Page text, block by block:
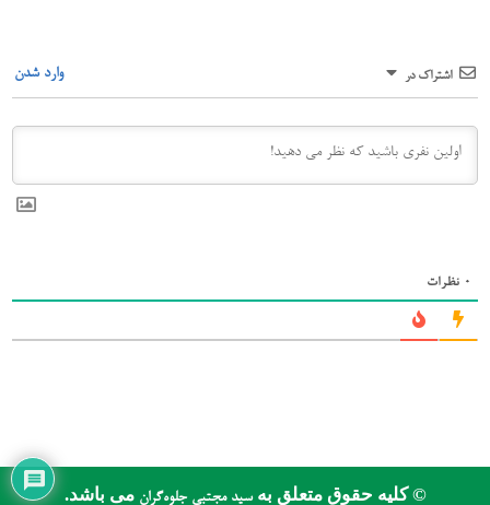
اشتراک در وارد شدن
0 نظرات
© کلیه حقوق متعلق بهسید مجتبی جلوه‌گرانمی باشد.